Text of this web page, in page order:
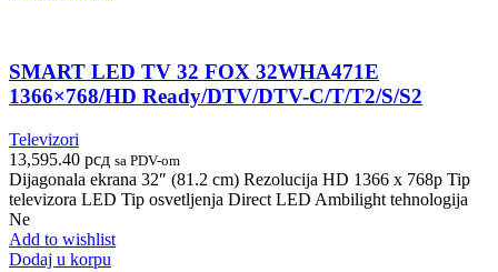
SMART LED TV 32 FOX 32WHA471E
1366×768/HD Ready/DTV/DTV-C/T/T2/S/S2
Televizori
13,595.40 рсд sa PDV-om
Dijagonala ekrana 32″ (81.2 cm) Rezolucija HD 1366 x 768p Tip
televizora LED Tip osvetljenja Direct LED Ambilight tehnologija
Ne
Add to wishlist
Dodaj u korpu